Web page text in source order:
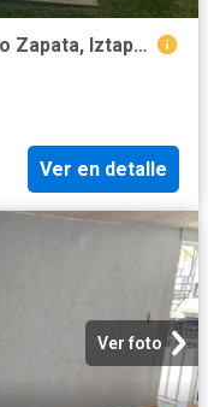
Casa en renta Ampliación Emiliano Zapata, Iztapalapa, Ciudad De México, Mex
Ver en detalle
Ver foto